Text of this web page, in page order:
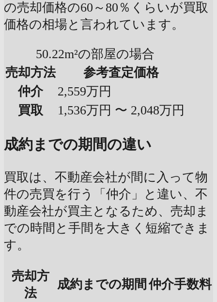
の売却価格の60～80％くらいが買取
価格の相場と言われています。
50.22m²の部屋の場合
売却方法
参考査定価格
仲介
2,559万円
買取
1,536万円 〜 2,048万円
成約までの期間の違い
買取は、不動産会社が間に入って物
件の売買を行う「仲介」と違い、不
動産会社が買主となるため、売却ま
での時間と手間を大きく短縮できま
す。
売却方
法
成約までの期間 仲介手数料